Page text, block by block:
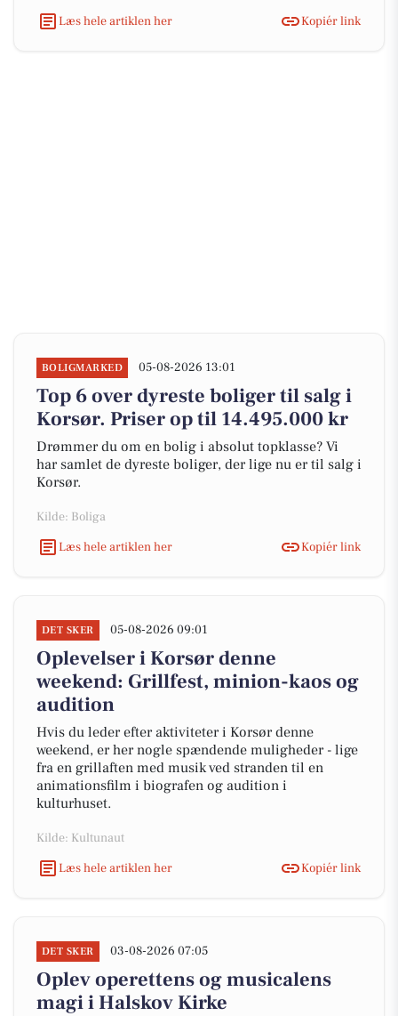
Læs hele artiklen her
Kopiér link
BOLIGMARKED 05-08-2026 13:01
Top 6 over dyreste boliger til salg i
Korsør. Priser op til 14.495.000 kr
Drømmer du om en bolig i absolut topklasse? Vi
har samlet de dyreste boliger, der lige nu er til salg i
Korsør.
Kilde: Boliga
Læs hele artiklen her
Kopiér link
DET SKER 05-08-2026 09:01
Oplevelser i Korsør denne
weekend: Grillfest, minion-kaos og
audition
Hvis du leder efter aktiviteter i Korsør denne
weekend, er her nogle spændende muligheder - lige
fra en grillaften med musik ved stranden til en
animationsfilm i biografen og audition i
kulturhuset.
Kilde: Kultunaut
Læs hele artiklen her
Kopiér link
DET SKER 03-08-2026 07:05
Oplev operettens og musicalens
magi i Halskov Kirke